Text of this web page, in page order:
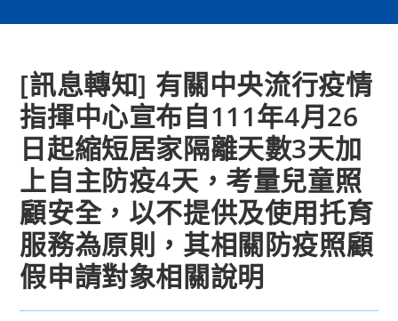
[訊息轉知] 有關中央流行疫情
指揮中心宣布自111年4月26
日起縮短居家隔離天數3天加
上自主防疫4天，考量兒童照
顧安全，以不提供及使用托育
服務為原則，其相關防疫照顧
假申請對象相關說明